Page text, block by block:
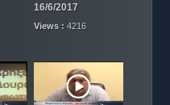
16/6/2017
Views : 4216